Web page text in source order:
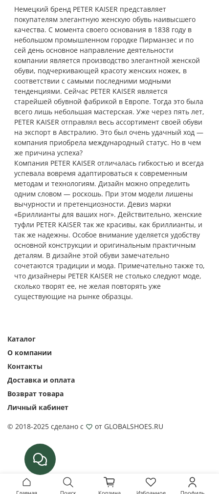
Немецкий бренд PETER KAISER представляет
покупателям элегантную женскую обувь наивысшего
качества. С момента своего основания в 1838 году в
небольшом промышленном городке Пирманзес и по
сей день основное направление деятельности
компании является производство элегантной женской
обуви, подчеркивающей красоту женских ножек, в
соответствии с самыми последними модными
тенденциями. Cейчас PETER KAISER является
старейшей обувной фабрикой в Европе. Тогда это была
всего лишь небольшая мастерская. Уже через пять лет,
PETER KAISER отправлял весь ассортимент своей обуви
на экспорт в Австралию. Это был очень удачный ход —
компания приобрела международный статус. Но в чем
же причина успеха?
Компания PETER KAISER отличалась гибкостью и всегда
успевала вовремя адаптироваться к современным
методам и технологиям. Дизайн можно определить
одним словом — роскошь. При этом модели лишены
вычурности и претенциозности. Девиз марки
«Бриллианты для ваших ног». Действительно, женские
туфли PETER KAISER так же красивы, как бриллианты, и
так же надежны. Особое внимание уделяется удобству
основной конструкции и оригинальным практичным
деталям. В дизайне этой обуви замечательно
сочетаются традиции и мода. Примечательно также то,
что дизайнеры PETER KAISER не столько следуют моде,
сколько творят ее, не желая повторять уже
существующие на рынке образцы.
Каталог
О компании
Контакты
Доставка и оплата
Возврат товара
Личный кабинет
© 2018-2025 сделано с от GLOBALSHOES.RU